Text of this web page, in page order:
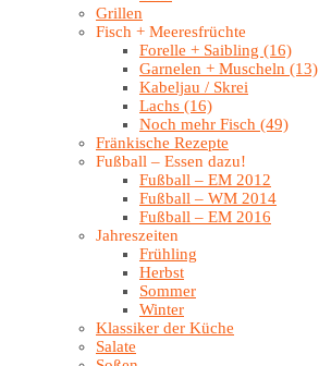
Grillen
Fisch + Meeresfrüchte
Forelle + Saibling (16)
Garnelen + Muscheln (13)
Kabeljau / Skrei
Lachs (16)
Noch mehr Fisch (49)
Fränkische Rezepte
Fußball – Essen dazu!
Fußball – EM 2012
Fußball – WM 2014
Fußball – EM 2016
Jahreszeiten
Frühling
Herbst
Sommer
Winter
Klassiker der Küche
Salate